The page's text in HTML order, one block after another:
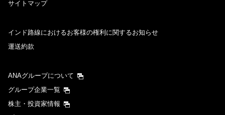
サイトマップ
インド路線におけるお客様の権利に関するお知らせ
運送約款
ANAグループについて
グループ企業一覧
株主・投資家情報